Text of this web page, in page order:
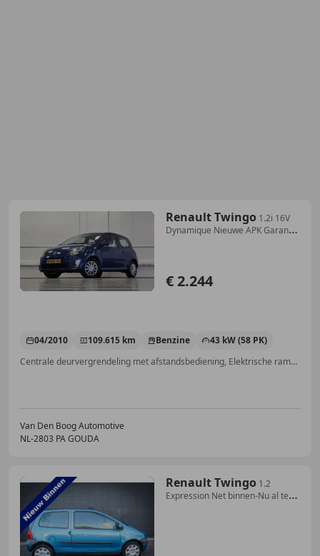
Renault Twingo 1.2i 16V
Dynamique Nieuwe APK Garantie
€ 2.244
04/2010 109.615 km Benzine
43 kW (58 PK)
Centrale deurvergrendeling met afstandsbediening, Elektrische ramen, Mistlampen, CD, Zij-airbags, Airbag bestuurder, Radio, Centrale vergrendeling
Van Den Boog Automotive
NL-2803 PA GOUDA
Renault Twingo 1.2
Expression Net binnen-Nu al te